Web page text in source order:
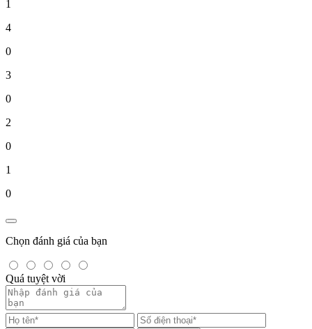
1
4
0
3
0
2
0
1
0
Chọn đánh giá của bạn
Quá tuyệt vời